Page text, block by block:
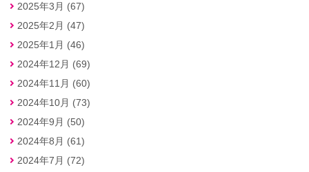
2025年3月 (67)
2025年2月 (47)
2025年1月 (46)
2024年12月 (69)
2024年11月 (60)
2024年10月 (73)
2024年9月 (50)
2024年8月 (61)
2024年7月 (72)